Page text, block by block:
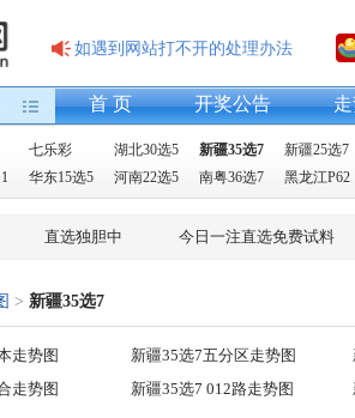
如遇到网站打不开的处理办法
首 页 开奖公告
七乐彩 湖北30选5 新疆35选7
新疆25选7
华东15选5 河南22选5 南粤36选7 黑龙江P62
直选独胆中 今日一注直选免费试料
> 新疆35选7
走势图 新疆35选7五分区走势图
走势图
新疆35选7 012路走势图